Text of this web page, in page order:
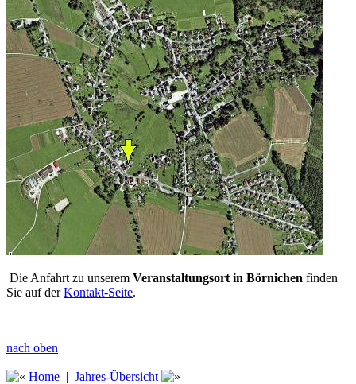
Die Anfahrt zu unserem Veranstaltungsort in Börnichen finden
Sie auf derKontakt-Seite.
nach oben
Home | Jahres-Übersicht